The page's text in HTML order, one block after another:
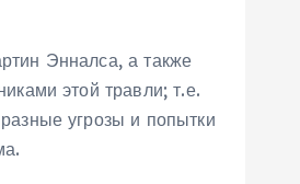
Энналса, а также
этой травли; т.е.
угрозы и попытки